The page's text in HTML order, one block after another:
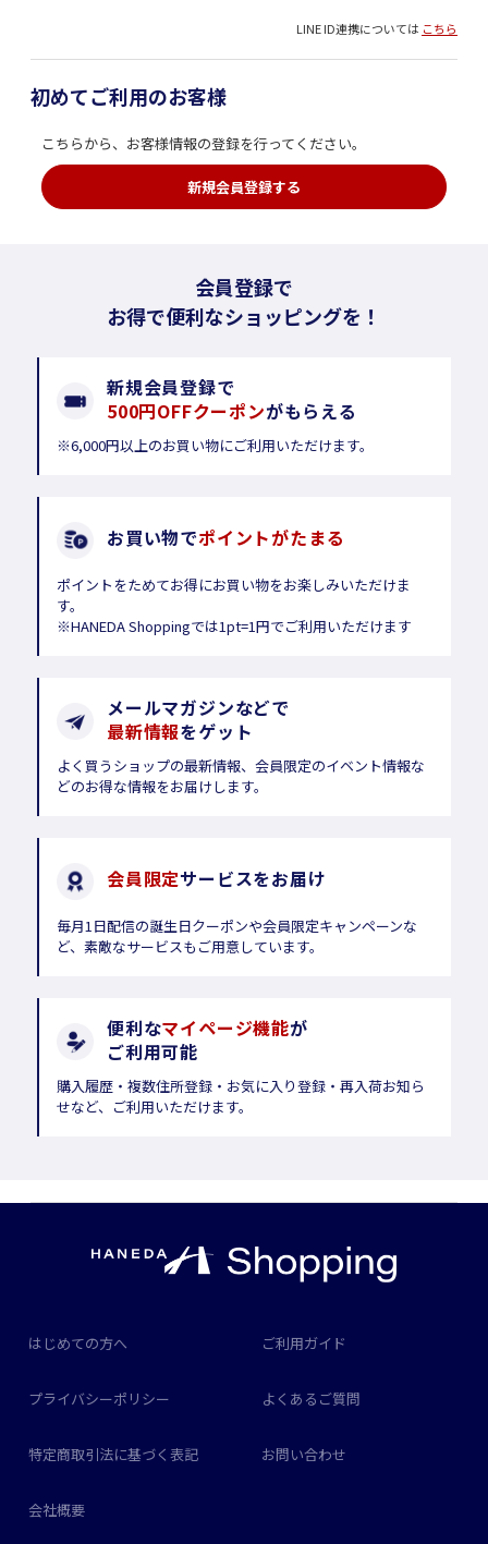
LINE ID連携については こちら
初めてご利用のお客様
こちらから、お客様情報の登録を行ってください。
新規会員登録する
会員登録で
お得で便利なショッピングを！
新規会員登録で
500円OFFクーポンがもらえる
※6,000円以上のお買い物にご利用いただけます。
お買い物でポイントがたまる
ポイントをためてお得にお買い物をお楽しみいただけま
す。
※HANEDA Shoppingでは1pt=1円でご利用いただけます
メールマガジンなどで
最新情報をゲット
よく買うショップの最新情報、会員限定のイベント情報な
どのお得な情報をお届けします。
会員限定サービスをお届け
毎月1日配信の誕生日クーポンや会員限定キャンペーンな
ど、素敵なサービスもご用意しています。
便利なマイページ機能が
ご利用可能
購入履歴・複数住所登録・お気に入り登録・再入荷お知ら
せなど、ご利用いただけます。
はじめての方へ ご利用ガイド
プライバシーポリシー よくあるご質問
特定商取引法に基づく表記 お問い合わせ
会社概要